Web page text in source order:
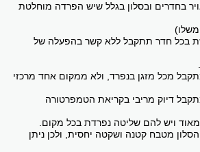
בחדרים ובסלון בגלל שיש הפרדה מוחלטת
משלו)
בכל חדר תתקבל ללא קשר בהפעלה של
מכל מזגן בנפרד, ולא ממקום אחד מרכזי
דיוק מריבי בקריאת הטמפרטורה
ויש להם שליטה נפרדת בכל מקום.
מטבח קטנה ושקטה יחסית, ולכן ניתן